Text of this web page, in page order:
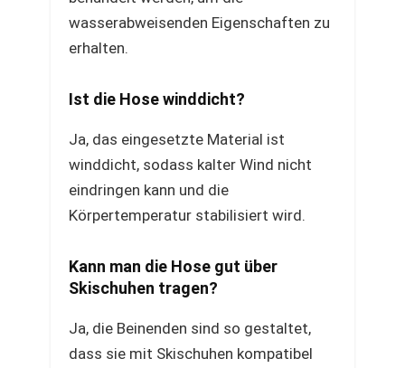
wasserabweisenden Eigenschaften zu
erhalten.
Ist die Hose winddicht?
Ja, das eingesetzte Material ist
winddicht, sodass kalter Wind nicht
eindringen kann und die
Körpertemperatur stabilisiert wird.
Kann man die Hose gut über
Skischuhen tragen?
Ja, die Beinenden sind so gestaltet,
dass sie mit Skischuhen kompatibel